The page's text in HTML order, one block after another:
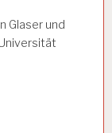
Glaser und